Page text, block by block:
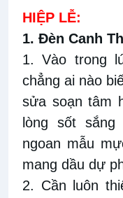
HIỆP LỄ:
1. Đèn Canh
1. Vào trong
chẳng ai nào
sửa soạn tâm
lòng sốt
ngoan mẫu
mang dầu dự
2. Cần luôn